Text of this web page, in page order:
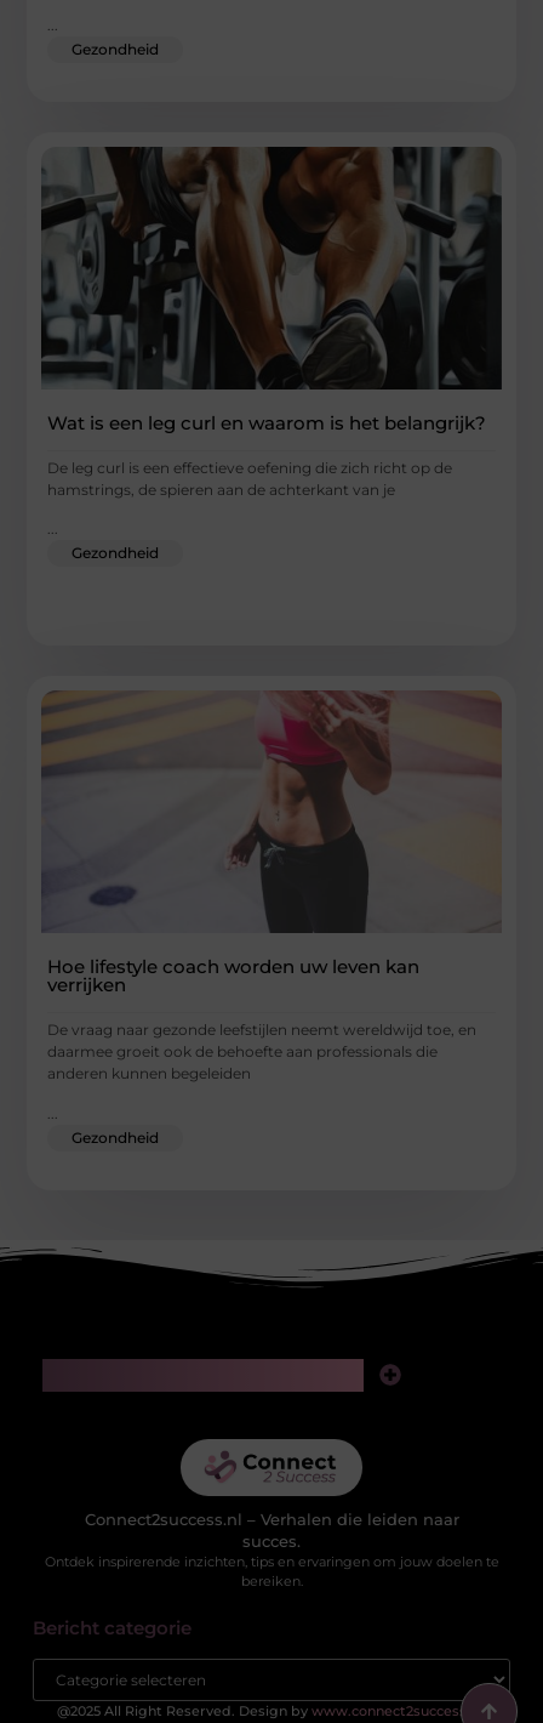
Gezondheid
Wat is een leg curl en waarom is het belangrijk?
De leg curl is een effectieve oefening die zich richt op de
hamstrings, de spieren aan de achterkant van je
...
Gezondheid
Hoe lifestyle coach worden uw leven kan
verrijken
De vraag naar gezonde leefstijlen neemt wereldwijd toe, en
daarmee groeit ook de behoefte aan professionals die
anderen kunnen begeleiden
Gezondheid
Connect2success.nl – Verhalen die leiden naar
succes.
Ontdek inspirerende inzichten, tips en ervaringen om jouw doelen te
bereiken.
Bericht categorie
@2025 All Right Reserved. Design by www.connect2success.nl.